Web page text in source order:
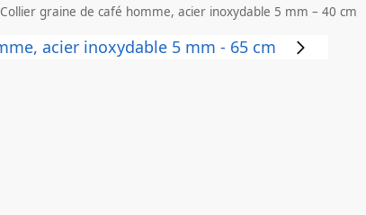
Collier graine de café homme, acier inoxydable 5 mm – 40 cm